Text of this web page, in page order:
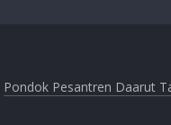
Pondok Pesantren Daarut